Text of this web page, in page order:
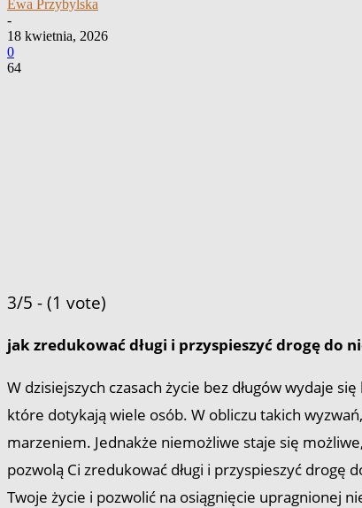
Ewa Przybylska
-
18 kwietnia, 2026
0
64
3/5 - (1 vote)
jak zredukować długi i przyspieszyć drogę do
W dzisiejszych czasach życie bez długów wydaje
które dotykają wiele osób. W obliczu takich
marzeniem. Jednakże niemożliwe staje się
pozwolą Ci zredukować długi i przyspieszyć
Twoje życie i pozwolić na osiągnięcie upragnionej